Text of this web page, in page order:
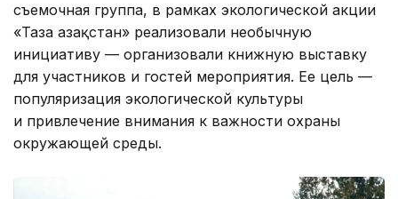
съемочная группа, в рамках экологической акции
«Таза Қазақстан» реализовали необычную
инициативу — организовали книжную выставку
для участников и гостей мероприятия. Ее цель —
популяризация экологической культуры
и привлечение внимания к важности охраны
окружающей среды.